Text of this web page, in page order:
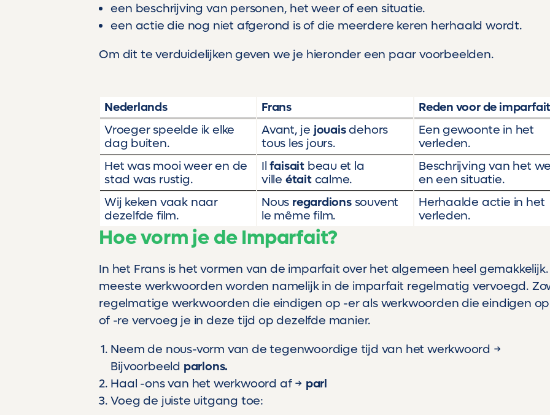
een beschrijving van personen, het weer of een situatie.
een actie die nog niet afgerond is of die meerdere keren herhaald wordt.
Om dit te verduidelijken geven we je hieronder een paar voorbeelden.
Nederlands Frans
Reden voor de imparfait
Vroeger speelde ik elke
dag buiten.
Avant, je jouaisdehors
tous les jours.
Een gewoonte in het
verleden.
Het was mooi weer en de
stad was rustig.
Ilfaisaitbeau et la
ville étaitcalme.
Beschrijving van het
en een situatie.
Wij keken vaak naar
dezelfde film.
Nous regardionssouvent
le même film.
Herhaalde actie in het
verleden.
Hoe vorm je de Imparfait?
In het Frans is het vormen van de imparfait over het algemeen heel gemakkelijk.
meeste werkwoorden worden namelijk in de imparfait regelmatig vervoegd.
regelmatige werkwoorden die eindigen op -er als werkwoorden die eindigen
of -re vervoeg je in deze tijd op dezelfde manier.
Neem de nous-vorm van de tegenwoordige tijd van het werkwoord →
Bijvoorbeeld parlons.
Haal -ons van het werkwoord af → parl
Voeg de juiste uitgang toe: